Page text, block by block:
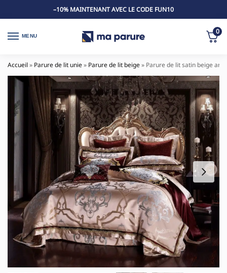
–10% MAINTENANT AVEC LE CODE FUN10
MENU
0
Accueil » Parure de lit unie» Parure de lit beige» Parure de lit satin beige